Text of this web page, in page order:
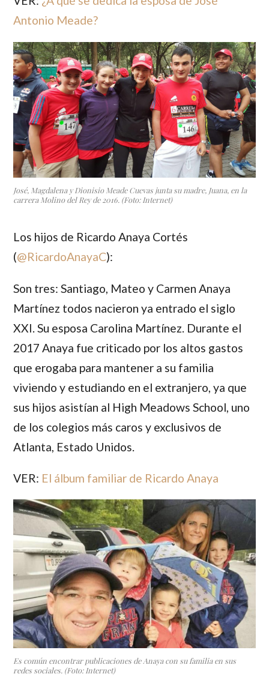
Antonio Meade?
José, Magdalena y Dionisio Meade Cuevas junta su madre, Juana, en la
carrera Molino del Rey de 2016. (Foto: Internet)
Los hijos de Ricardo Anaya Cortés
(@RicardoAnayaC):
Son tres:Santiago Mateo y Carmen Anaya
Martínez todos nacieron ya entrado el siglo
XXI. Su esposa Carolina Martínez . Durante el
2017 Anaya fue criticado por los altos gastos
que erogaba para mantener a su familia
viviendo y estudiando en el extranjero, ya que
sus hijos asistían al High Meadows School, uno
de los colegios más caros y exclusivos de
Atlanta, Estado Unidos.
VER: El álbum familiar de Ricardo Anaya
Es común encontrar publicaciones de Anaya con su familia en sus
redes sociales. (Foto: Internet)